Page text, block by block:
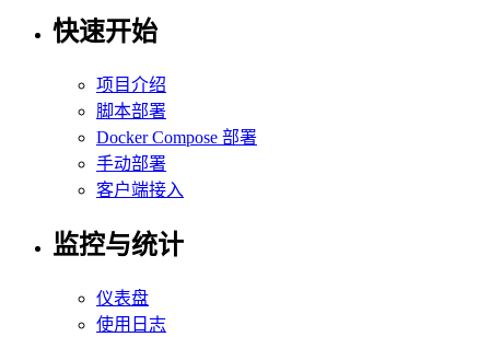
快速开始
项目介绍
脚本部署
Docker Compose 部署
手动部署
客户端接入
监控与统计
仪表盘
使用日志